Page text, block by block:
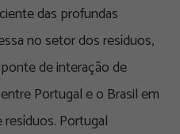
das profundas
no setor dos resíduos,
de interação de
Portugal e o Brasil em
Portugal